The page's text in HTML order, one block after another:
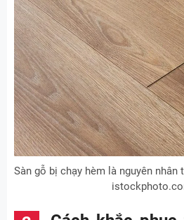
Sàn gỗ bị chạy hèm là nguyên nhân